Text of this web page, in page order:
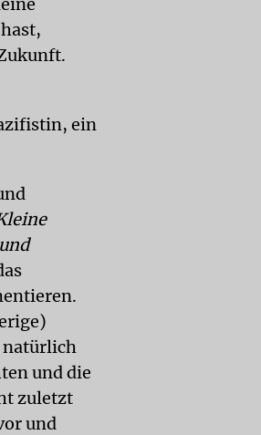
ein
natürlich
und die
zuletzt
und